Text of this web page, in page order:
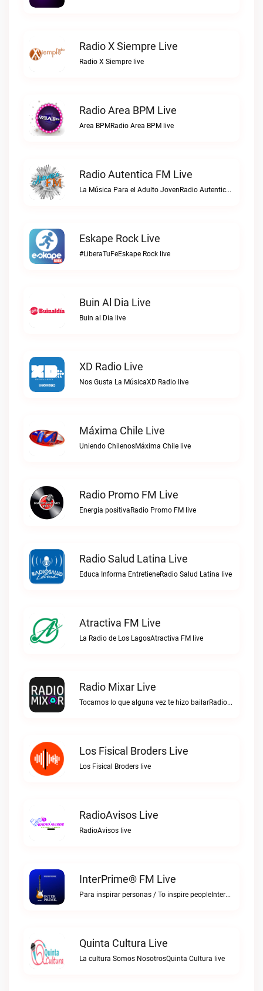
Radio X Siempre Live
Radio X Siempre live
Radio Area BPM Live
Area BPMRadio Area BPM live
Radio Autentica FM Live
La Música Para el Adulto JovenRadio Autentica FM live
Eskape Rock Live
#LiberaTuFeEskape Rock live
Buin Al Dia Live
Buin al Dia live
XD Radio Live
Nos Gusta La MúsicaXD Radio live
Máxima Chile Live
Uniendo ChilenosMáxima Chile live
Radio Promo FM Live
Energia positivaRadio Promo FM live
Radio Salud Latina Live
Educa Informa EntretieneRadio Salud Latina live
Atractiva FM Live
La Radio de Los LagosAtractiva FM live
Radio Mixar Live
Tocamos lo que alguna vez te hizo bailarRadio Mixar live
Los Fisical Broders Live
Los Fisical Broders live
RadioAvisos Live
RadioAvisos live
InterPrime® FM Live
Para inspirar personas / To inspire peopleInterPrime® FM live
Quinta Cultura Live
La cultura Somos NosotrosQuinta Cultura live